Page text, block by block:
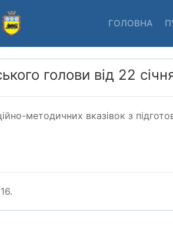
ГОЛОВНА
голови від 22
методичних вказівок з